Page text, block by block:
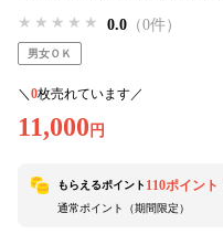
★★★★★
★★★★★
★★★★★ 0.0 （0件）
男女ＯＫ
＼ 0枚売れています／
11,000 円
もらえるポイント 110ポイント
通常ポイント（期間限定）